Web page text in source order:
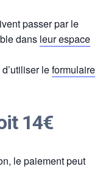
passer par le
dans leur espace
leformulaire
14€
le paiement peut